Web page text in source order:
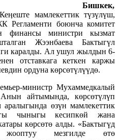
Бишкек,
мамлекеттик түзүлүш,
Регламенти боюнча комитет
финансы министри кызмат
Жээнбаева Бактыгүл
каралды. Ал ушул жылдын 6-
отставкага кеткен каржы
ордуна көрсөтүлүүдө.
министр Мухаммедкалый
айтымында, көрсөтүлүп
аралыгында өзүн мамлекеттик
чыныгы кесипкөй жана
көрсөтө алды. «Бактыгүд
жооптуу мезгилде өтө